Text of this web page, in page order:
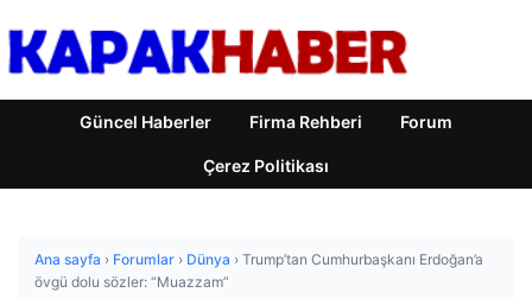
Güncel Haberler Firma Rehberi Forum
Çerez Politikası
Ana sayfa › Forumlar › Dünya › Trump’tan Cumhurbaşkanı Erdoğan’a
övgü dolu sözler: “Muazzam”